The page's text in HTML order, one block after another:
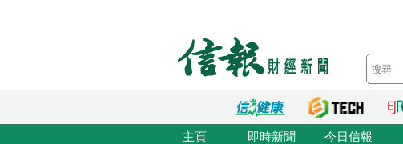
主頁 即時新聞 今日信報